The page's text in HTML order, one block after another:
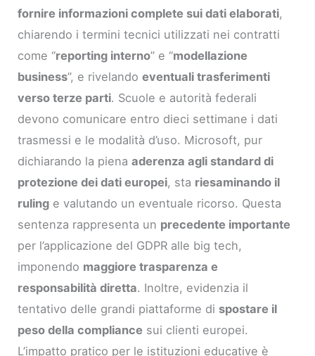
fornire informazioni complete sui dati elaborati,
chiarendo i termini tecnici utilizzati nei contratti
come “reporting interno” e “modellazione
business”, e rivelandoeventuali trasferimenti
verso terze parti. Scuole e autorità federali
devono comunicare entro dieci settimane i dati
trasmessi e le modalità d’uso. Microsoft, pur
dichiarando la pienaaderenza agli standard di
protezione dei dati europei, sta riesaminando il
ruling e valutando un eventuale ricorso. Questa
sentenza rappresenta un precedente importante
per l’applicazione del GDPR alle big tech,
imponendo maggiore trasparenza e
responsabilità diretta. Inoltre, evidenzia il
tentativo delle grandi piattaforme di spostare il
peso della compliance sui clienti europei.
L’impatto pratico per le istituzioni educative è